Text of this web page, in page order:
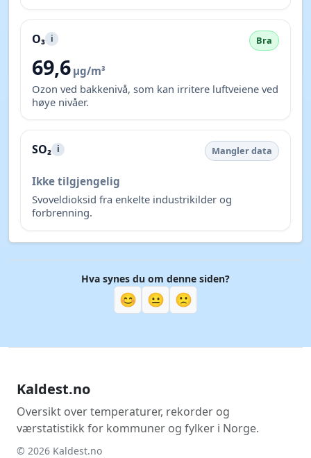
O₃ i Bra
69,6 µg/m³
Ozon ved bakkenivå, som kan irritere luftveiene ved
høye nivåer.
SO₂ i Mangler data
Ikke tilgjengelig
Svoveldioksid fra enkelte industrikilder og
forbrenning.
Hva synes du om denne siden?
😊 😐 🙁
Kaldest.no
Oversikt over temperaturer, rekorder og
værstatistikk for kommuner og fylker i Norge.
© 2026 Kaldest.no